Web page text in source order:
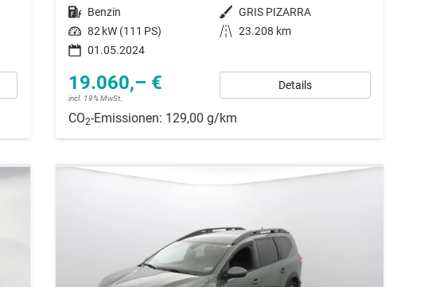
Kraftstoff Benzin Außenfarbe GRIS PIZARRA
Leistung 82 kW (111 PS) Kilometerstand 23.208 km
01.05.2024
19.060,– €
incl. 19% MwSt.
Details
CO2-Emissionen: 129,00 g/km